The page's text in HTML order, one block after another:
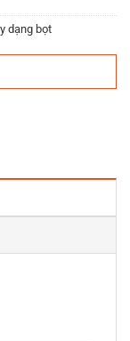
dạng bọt